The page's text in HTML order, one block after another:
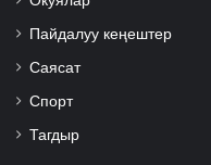
Пайдалуу кеңештер
Саясат
Спорт
Тагдыр